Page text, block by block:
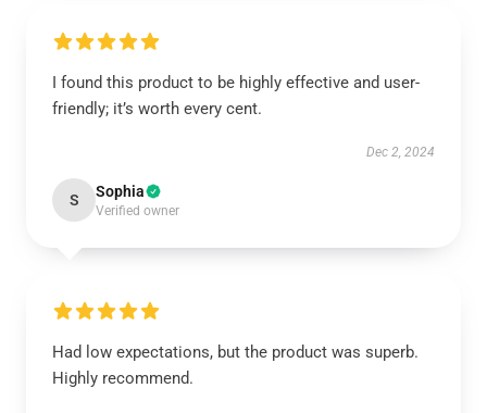
I found this product to be highly effective and user-
friendly; it’s worth every cent.
Dec 2, 2024
S Sophia
Verified owner
Had low expectations, but the product was superb.
Highly recommend.